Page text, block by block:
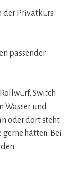
der Privatkurs
passenden
Switch
Wasser und
oder dort steht
gerne hätten. Bei